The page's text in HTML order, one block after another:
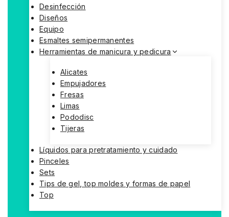
Desinfección
Diseños
Equipo
Esmaltes semipermanentes
Herramientas de manicura y pedicura
Alicates
Empujadores
Fresas
Limas
Pododisc
Tijeras
Líquidos para pretratamiento y cuidado
Pinceles
Sets
Tips de gel, top moldes y formas de papel
Top